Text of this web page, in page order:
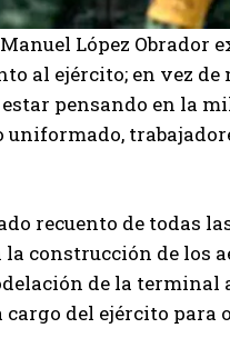
López Obrador
al ejército; en vez
pensando en la
uniformado,
recuento de todas
construcción de los
de la terminal
del ejército para